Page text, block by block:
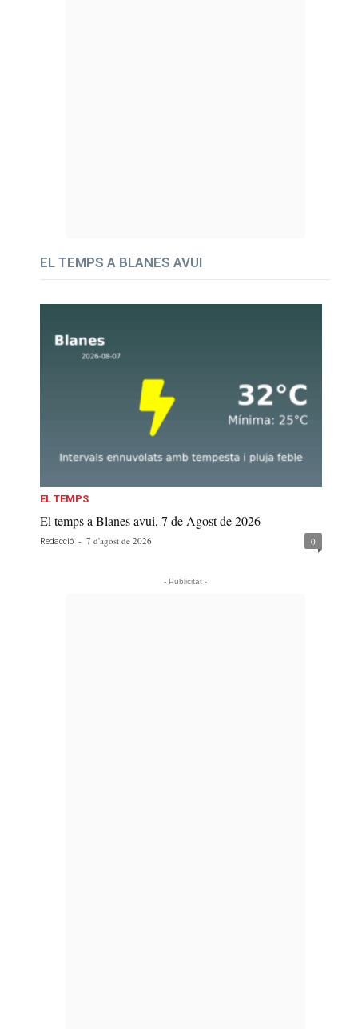
EL TEMPS A BLANES AVUI
EL TEMPS
El temps a Blanes avui, 7 de Agost de 2026
Redacció - 7 d'agost de 2026 0
- Publicitat -